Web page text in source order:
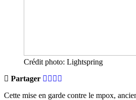
Crédit photo: Lightspring
Partager
Cette mise en garde contre le mpox,